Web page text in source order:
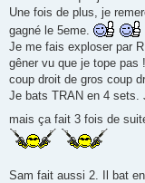
Une fois de plus, je
gagné le 5eme.
Je me fais exploser par
gêner vu que je tope pas
coup droit de gros coup
Je bats TRAN en 4 sets.
mais ça fait 3 fois de
Sam fait aussi 2. Il bat